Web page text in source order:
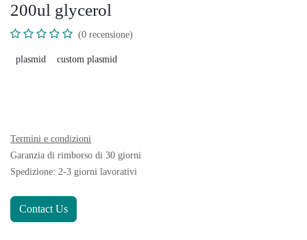
200ul glycerol
(0 recensione)
plasmid custom plasmid
Termini e condizioni
Garanzia di rimborso di 30 giorni
Spedizione: 2-3 giorni lavorativi
Contact Us